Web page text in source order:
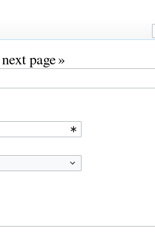
page »